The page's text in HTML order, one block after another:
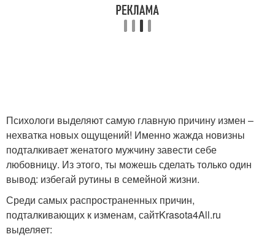
Психологи выделяют самую главную причину измен –
нехватка новых ощущений! Именно жажда новизны
подталкивает женатого мужчину завести себе
любовницу. Из этого, ты можешь сделать только один
вывод: избегай рутины в семейной жизни.
Среди самых распространенных причин,
подталкивающих к изменам, сайтKrasota4All.ru
выделяет: